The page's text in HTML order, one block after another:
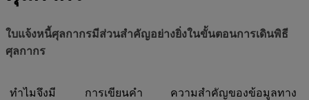
ใบแจ้งหนี้ศุลกากรมีส่วนสำคัญอย่างยิ่งในขั้นตอนการเดินพิธี
ศุลกากร
ทำไมจึงมี
การเขียนคำ
ความสำคัญของข้อมูลทาง